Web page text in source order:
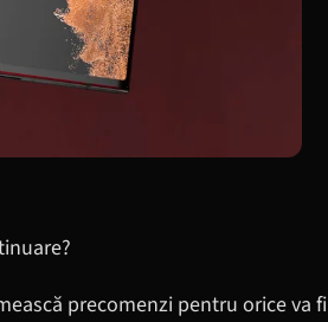
precomenzi pentru orice va fi